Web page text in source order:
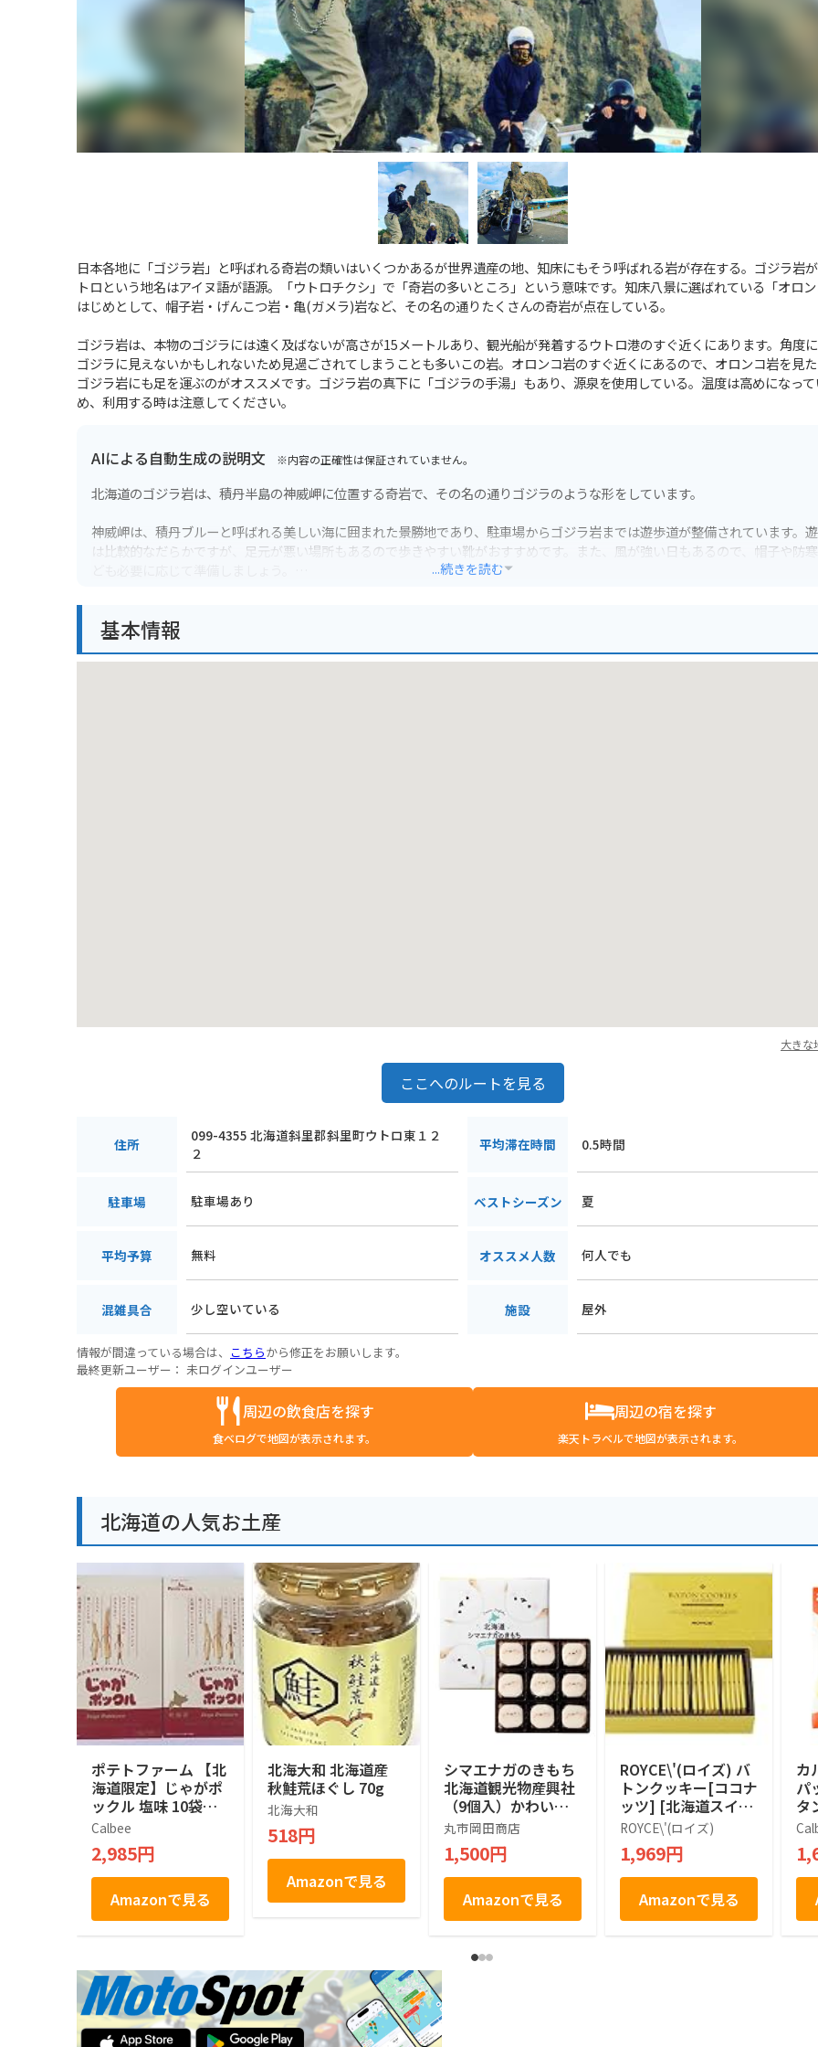
日本各地に「ゴジラ岩」と呼ばれる奇岩の類いはいくつかあるが世界遺産の地、知床にもそう呼ばれる岩が存在する。ゴジラ岩
トロという地名はアイヌ語が語源。「ウトロチクシ」で「奇岩の多いところ」という意味です。知床八景に選ばれている「オロ
はじめとして、帽子岩・げんこつ岩・亀(ガメラ)岩など、その名の通りたくさんの奇岩が点在している。
ゴジラ岩は、本物のゴジラには遠く及ばないが高さが15メートルあり、観光船が発着するウトロ港のすぐ近くにあります。角度
ゴジラに見えないかもしれないため見過ごされてしまうことも多いこの岩。オロンコ岩のすぐ近くにあるので、オロンコ岩を見
ゴジラ岩にも足を運ぶのがオススメです。ゴジラ岩の真下に「ゴジラの手湯」もあり、源泉を使用している。温度は高めになっ
め、利用する時は注意してください。
AIによる自動生成の説明文 ※内容の正確性は保証されていません。
北海道のゴジラ岩は、積丹半島の神威岬に位置する奇岩で、その名の通りゴジラのような形をしています。
神威岬は、積丹ブルーと呼ばれる美しい海に囲まれた景勝地であり、駐車場からゴジラ岩までは遊歩道が整備されています。
は比較的なだらかですが、足元が悪い場所もあるので歩きやすい靴がおすすめです。また、風が強い日もあるので、帽子や防
島々などを見ることができます。
特に、夕暮れ時には、夕日に照らされたゴジラ岩がシルエットになり、より一層迫力が増します。
...続きを読む
基本情報
大きな
ここへのルートを見る
住所
099-4355 北海道斜里郡斜里町ウトロ東１２
２
平均滞在時間 0.5時間
駐車場 駐車場あり ベストシーズン 夏
平均予算 無料 オススメ人数 何人でも
混雑具合 少し空いている 施設 屋外
情報が間違っている場合は、 こちらから修正をお願いします。
最終更新ユーザー： 未ログインユーザー
周辺の飲食店を探す
食べログで地図が表示されます。
周辺の宿を探す
楽天トラベルで地図が表示されます。
北海道の人気お土産
ポテトファーム 【北
海道限定】じゃがポ
ックル 塩味 10袋入
×２箱
Calbee
2,985円
Amazonで見る
北海大和 北海道産
秋鮭荒ほぐし 70g
北海大和
518円
Amazonで見る
シマエナガのきもち
北海道観光物産興社
（9個入）かわいい
シマエナガ (1箱)
丸市岡田商店
1,500円
Amazonで見る
ROYCE\'(ロイズ) バ
トンクッキー[ココナ
ッツ] [北海道スイー
ツ] 25個 (x 1)
ROYCE\'(ロイズ)
1,969円
Amazonで見る
カ
パ
タ
袋